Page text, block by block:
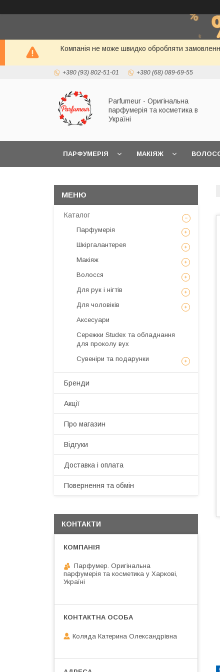
Компанія не може швидко обробляти
+380 (93) 802-51-01 +380 (68) 089-69-55
Parfumeur - Оригінальна
парфумерія та косметика в
Україні
ПАРФУМЕРІЯ МАКІЯЖ
Каталог
Парфумерія
Шкіргалантерея
Макіяж
Волосся
Для рук і нігтів
Для чоловіків
Аксесуари
Сережки Studex та обладнання
для проколу вух
Сувеніри та подарунки
Бренди
Акції
Про магазин
Відгуки
Доставка і оплата
Повернення та обмін
КОНТАКТИ
Парфумер. Оригінальна
парфумерія та косметика у Харкові,
Україні
Коляда Катерина Олександрівна